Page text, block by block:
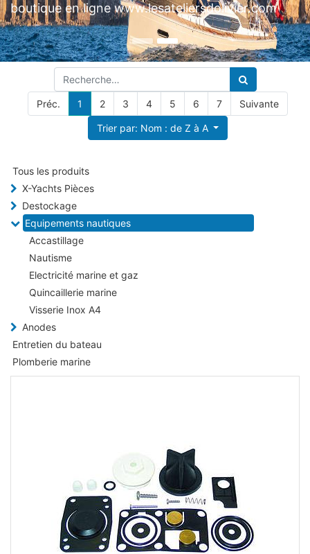
Préc. 1 2 3 4 5 6 7 Suivante
Trier par: Nom : de Z à A
Tous les produits
X-Yachts Pièces
Destockage
Equipements nautiques
Accastillage
Nautisme
Electricité marine et gaz
Quincaillerie marine
Visserie Inox A4
Anodes
Entretien du bateau
Plomberie marine